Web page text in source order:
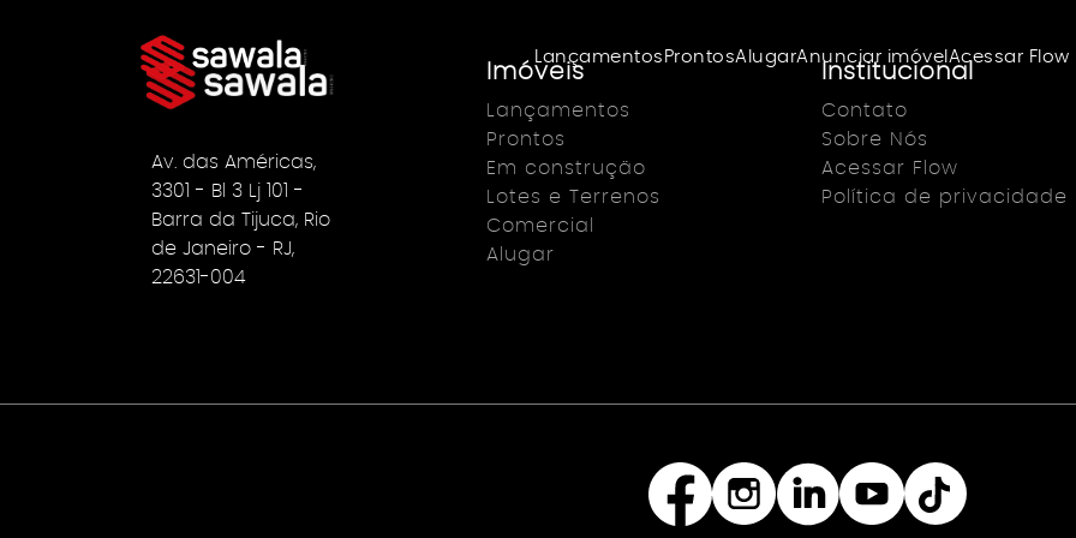
Lançamentos ProntosAlugarAnunciar imóvel Acessar Flow
Av. das Américas,
3301 - Bl 3 Lj 101 -
Barra da Tijuca, Rio
de Janeiro - RJ,
22631-004
Imóveis
Lançamentos
Prontos
Em construção
Lotes e Terrenos
Comercial
Alugar
Institucional
Contato
Sobre Nós
Acessar Flow
Política de privacidade